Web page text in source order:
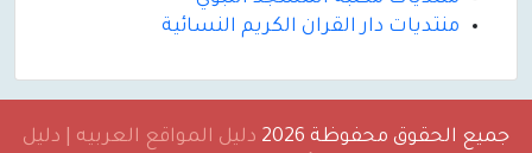
منتديات دار القران الكريم النسائية
جميع الحقوق محفوظة 2026 دليل المواقع العربيه | دليل